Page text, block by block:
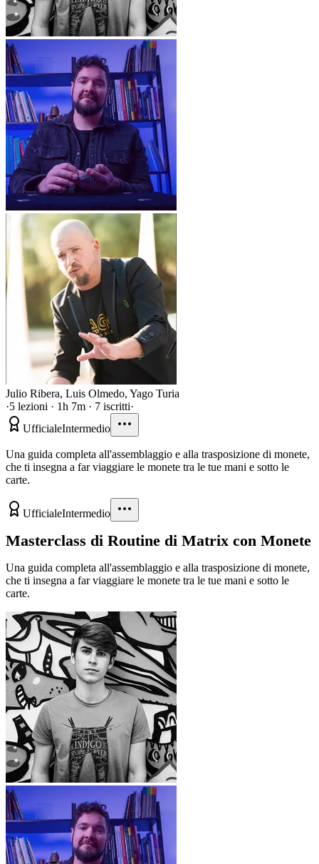
Julio Ribera, Luis Olmedo, Yago Turia
·5 lezioni · 1h 7m · 7 iscritti·
UfficialeIntermedio
Una guida completa all'assemblaggio e alla trasposizione di monete,
che ti insegna a far viaggiare le monete tra le tue mani e sotto le
carte.
UfficialeIntermedio
Masterclass di Routine di Matrix con Monete
Una guida completa all'assemblaggio e alla trasposizione di monete,
che ti insegna a far viaggiare le monete tra le tue mani e sotto le
carte.